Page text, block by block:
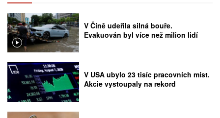
V Číně udeřila silná bouře.
Evakuován byl více než milion lidí
V USA ubylo 23 tisíc pracovních míst.
Akcie vystoupaly na rekord